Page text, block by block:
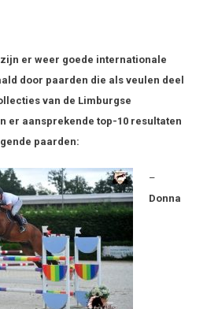
er weer goede internationale
door paarden die als veulen deel
van de Limburgse
er aansprekende top-10 resultaten
paarden:
–
Donna